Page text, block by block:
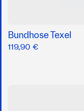
Bundhose Texel
119,90 €